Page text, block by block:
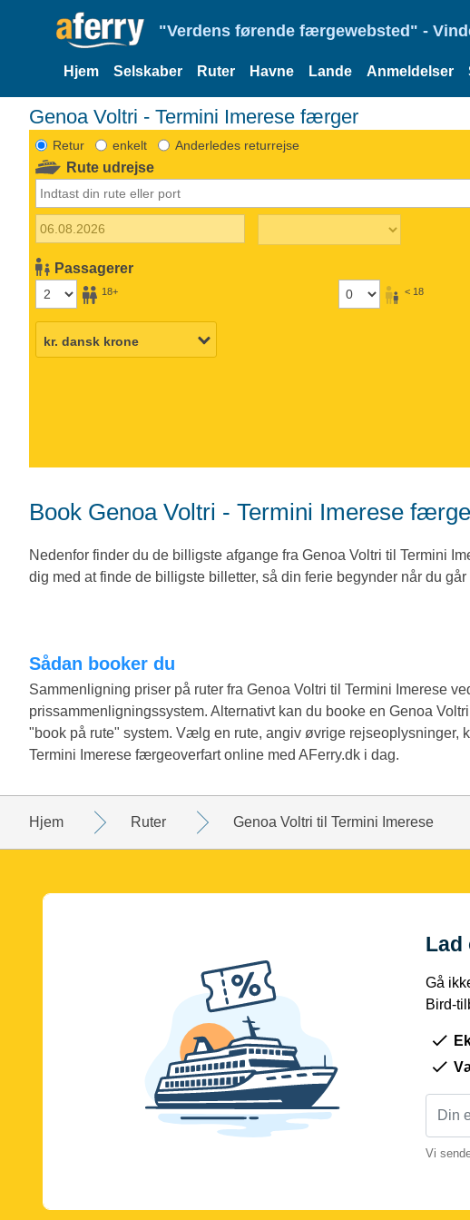
"Verdens førende færgewebsted" -
Hjem Selskaber Ruter Havne Lande Anmeldelser
Genoa Voltri - Termini Imerese færger
Retur enkelt Anderledes returrejse
Rute udrejse
Passagerer
18+ < 18
Book Genoa Voltri - Termini Imerese
Nedenfor finder du de billigste afgange fra Genoa Voltri til Termini
dig med at finde de billigste billetter, så din ferie begynder når du går
Sådan booker du
Sammenligning priser på ruter fra Genoa Voltri til Termini Imerese
prissammenligningssystem. Alternativt kan du booke en Genoa
"book på rute" system. Vælg en rute, angiv øvrige rejseoplysninger,
Termini Imerese færgeoverfart online med AFerry.dk i dag.
Hjem Ruter Genoa Voltri til Termini Imerese
Gå
Bird-
Vi